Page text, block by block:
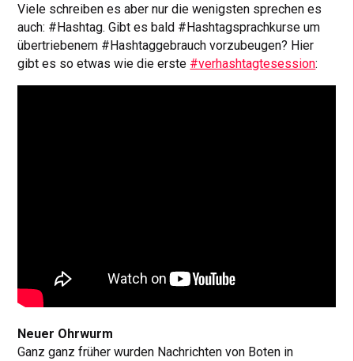
Viele schreiben es aber nur die wenigsten sprechen es
auch: #Hashtag. Gibt es bald #Hashtagsprachkurse um
übertriebenem #Hashtaggebrauch vorzubeugen? Hier
gibt es so etwas wie die erste #verhashtagtesession:
Neuer Ohrwurm
Ganz ganz früher wurden Nachrichten von Boten in